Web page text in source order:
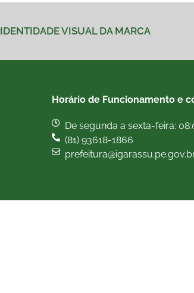
IDENTIDADE VISUAL DA MARCA
Horário de Funcionamento e
De segunda a sexta-feira:
(81) 93618-1866